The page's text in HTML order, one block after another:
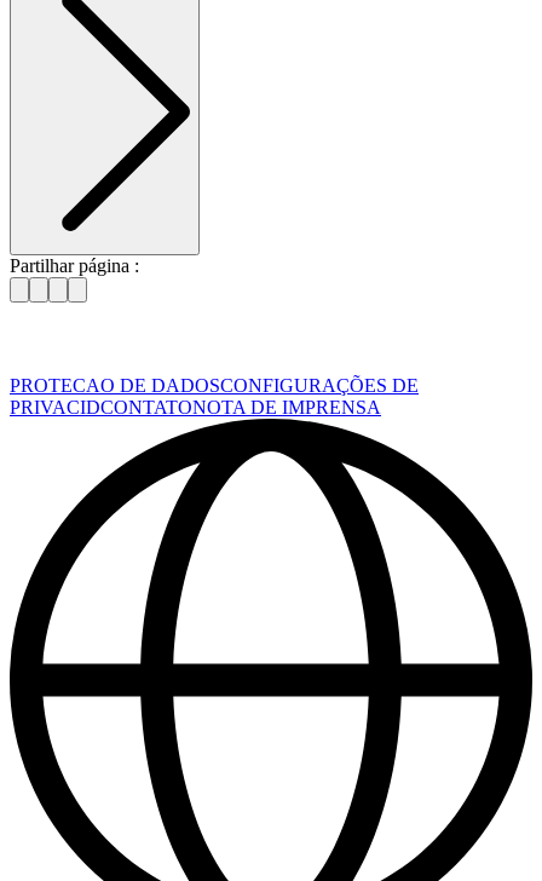
Partilhar página :
PROTECAO DE DADOSCONFIGURAÇÕES DE
PRIVACIDCONTATONOTA DE IMPRENSA